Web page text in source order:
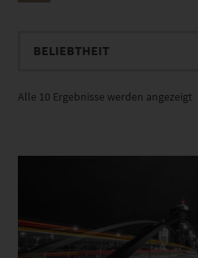
Alle 10 Ergebnisse werden angezeigt